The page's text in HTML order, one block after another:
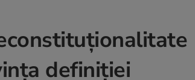
definiţiei